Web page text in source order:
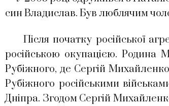
син Владислав. Був люблячим
Після початку російської
російською окупацією. Родина
Рубіжного, де Сергій
Рубіжного російськими
Дніпра. Згодом Сергій